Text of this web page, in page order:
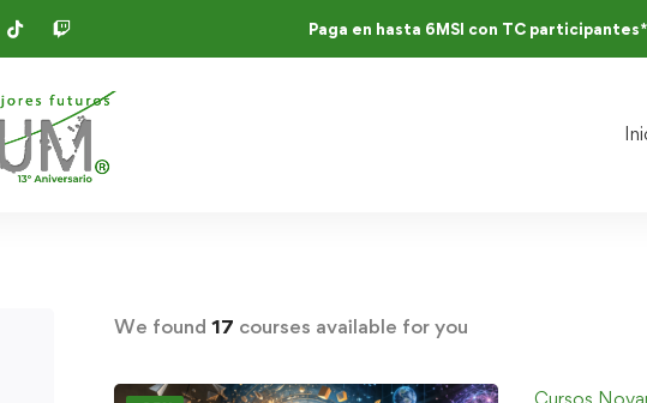
Paga en hasta 6MSI con TC participantes*
We found 17 courses available for you